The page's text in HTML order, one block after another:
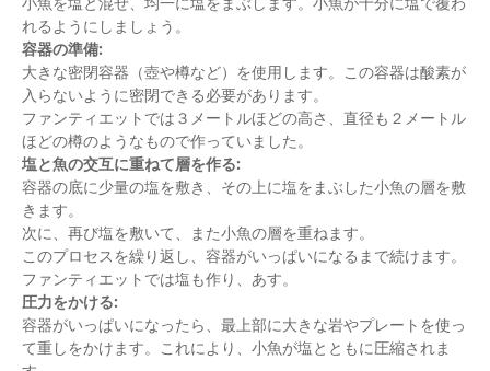
れるようにしましょう。
容器の準備:
大きな密閉容器（壺や樽など）を使用します。この容器は酸素が
入らないように密閉できる必要があります。
ファンティエットでは３メートルほどの高さ、直径も２メートル
ほどの樽のようなもので作っていました。
塩と魚の交互に重ねて層を作る:
容器の底に少量の塩を敷き、その上に塩をまぶした小魚の層を敷
きます。
次に、再び塩を敷いて、また小魚の層を重ねます。
このプロセスを繰り返し、容器がいっぱいになるまで続けます。
ファンティエットでは塩も作り、あす。
圧力をかける:
容器がいっぱいになったら、最上部に大きな岩やプレートを使っ
て重しをかけます。これにより、小魚が塩とともに圧縮されま